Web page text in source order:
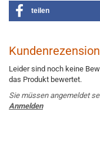
teilen
Leider sind noch keine
das Produkt bewertet.
Sie müssen angemeldet
Anmelden